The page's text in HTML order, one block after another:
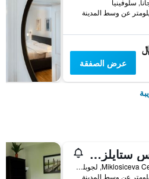
سلوفينيا
عرض الصفقة
إيبيس ستايلز لجوبلجانا ذا فوتزي لوج
Miklosiceva Cesta 9, لجوبلجانا, سلوفينيا